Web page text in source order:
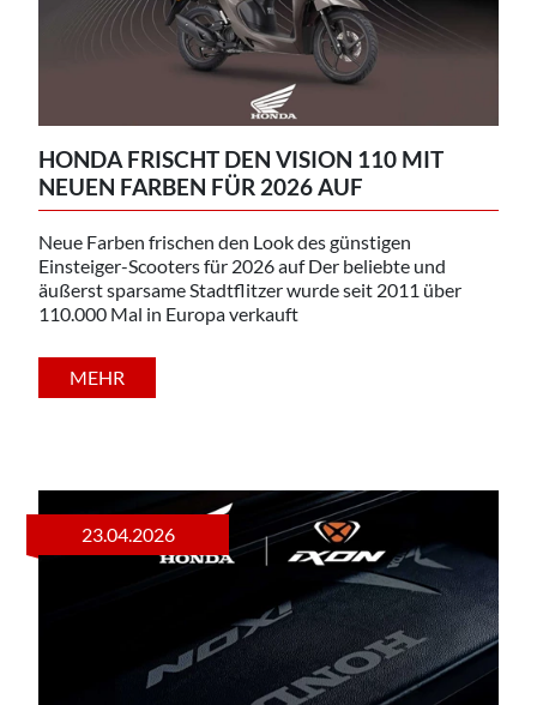
HONDA FRISCHT DEN VISION 110 MIT
NEUEN FARBEN FÜR 2026 AUF
Neue Farben frischen den Look des günstigen
Einsteiger-Scooters für 2026 auf Der beliebte und
äußerst sparsame Stadtflitzer wurde seit 2011 über
110.000 Mal in Europa verkauft
MEHR
23.04.2026